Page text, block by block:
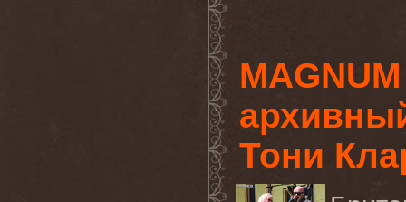
Тони